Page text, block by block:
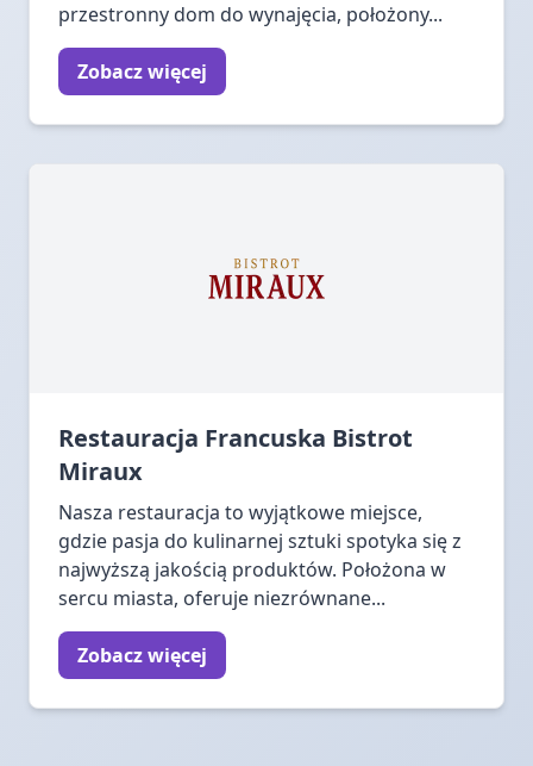
przestronny dom do wynajęcia, położony...
Zobacz więcej
Restauracja Francuska Bistrot
Miraux
Nasza restauracja to wyjątkowe miejsce,
gdzie pasja do kulinarnej sztuki spotyka się z
najwyższą jakością produktów. Położona w
sercu miasta, oferuje niezrównane...
Zobacz więcej